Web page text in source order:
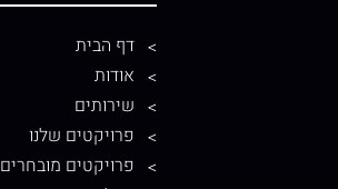
דף הבית
אודות
שירותים
פרויקטים שלנו
פרויקטים מובחרים